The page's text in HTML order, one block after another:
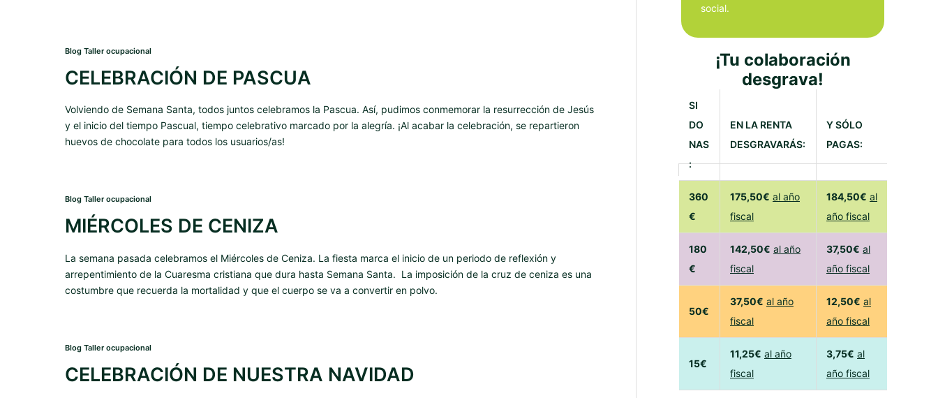
Blog Taller ocupacional
CELEBRACIÓN DE PASCUA
Volviendo de Semana Santa, todos juntos celebramos la Pascua. Así, pudimos conmemorar la resurrección de Jesús
y el inicio del tiempo Pascual, tiempo celebrativo marcado por la alegría. ¡Al acabar la celebración, se repartieron
huevos de chocolate para todos los usuarios/as!
Blog Taller ocupacional
MIÉRCOLES DE CENIZA
La semana pasada celebramos el Miércoles de Ceniza. La fiesta marca el inicio de un periodo de reflexión y
arrepentimiento de la Cuaresma cristiana que dura hasta Semana Santa. La imposición de la cruz de ceniza es una
costumbre que recuerda la mortalidad y que el cuerpo se va a convertir en polvo.
Blog Taller ocupacional
CELEBRACIÓN DE NUESTRA NAVIDAD
social.
¡Tu colaboración
desgrava!
SI
DO
NAS
:
EN LA RENTA
DESGRAVARÁS:
Y SÓLO
PAGAS:
360
€
175,50€ al año
fiscal
184,50€ al
año fiscal
180
€
142,50€ al año
fiscal
37,50€ al
año fiscal
50€
37,50€ al año
fiscal
12,50€ al
año fiscal
15€
11,25€ al año
fiscal
3,75€ al
año fiscal